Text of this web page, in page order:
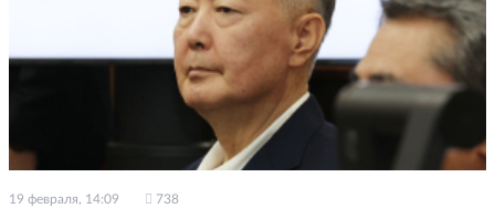
19 февраля, 14:09 738